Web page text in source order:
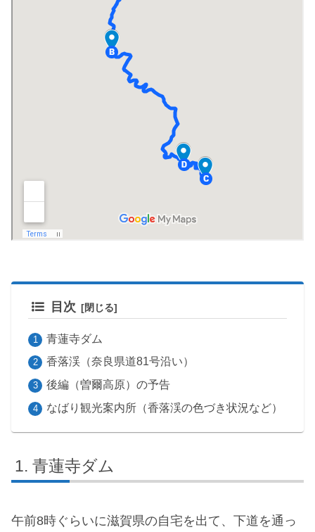
目次
青蓮寺ダム
香落渓（奈良県道81号沿い）
後編（曽爾高原）の予告
なばり観光案内所（香落渓の色づき状況など）
青蓮寺ダム
午前8時ぐらいに滋賀県の自宅を出て、下道を通っ